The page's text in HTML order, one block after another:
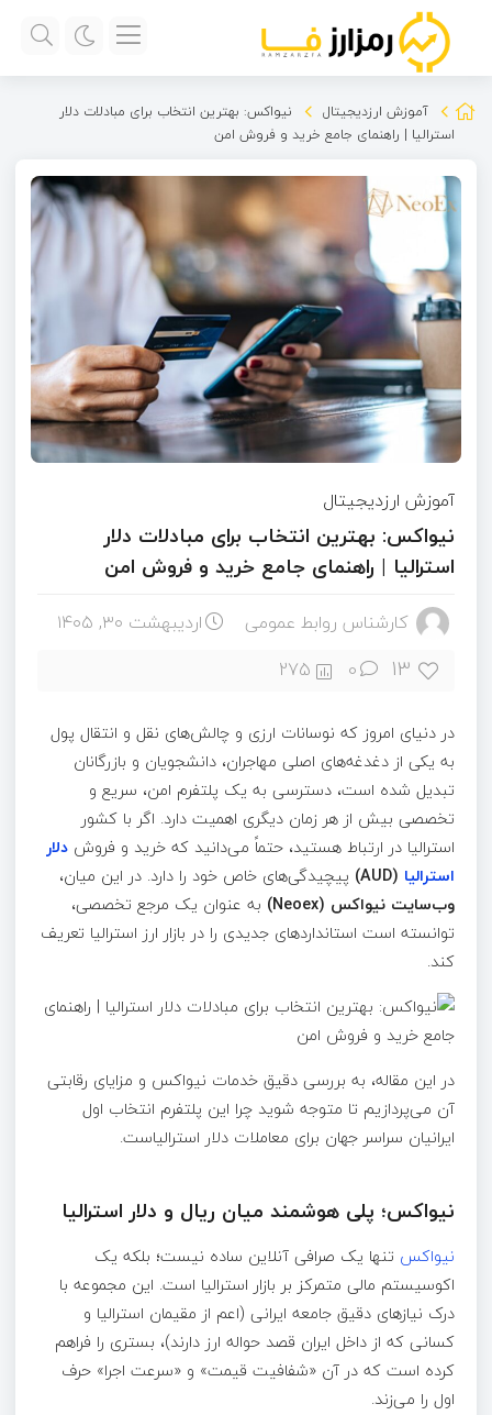
آموزش ارزدیجیتال
نیواکس: بهترین انتخاب برای مبادلات دلار
استرالیا | راهنمای جامع خرید و فروش امن
آموزش ارزدیجیتال
نیواکس: بهترین انتخاب برای مبادلات دلار
استرالیا | راهنمای جامع خرید و فروش امن
کارشناس روابط عمومی اردیبهشت ۳۰, ۱۴۰۵
13
0
275
در دنیای امروز که نوسانات ارزی و چالش‌های نقل و انتقال پول
به یکی از دغدغه‌های اصلی مهاجران، دانشجویان و بازرگانان
تبدیل شده است، دسترسی به یک پلتفرم امن، سریع و
تخصصی بیش از هر زمان دیگری اهمیت دارد. اگر با کشور
استرالیا در ارتباط هستید، حتماً می‌دانید که خرید و فروش دلار
استرالیا (AUD)
پیچیدگی‌های خاص خود را دارد. در این میان،
وب‌سایت نیواکس (Neoex)
به عنوان یک مرجع تخصصی،
توانسته است استانداردهای جدیدی را در بازار ارز استرالیا تعریف
کند.
در این مقاله، به بررسی دقیق خدمات نیواکس و مزایای رقابتی
آن می‌پردازیم تا متوجه شوید چرا این پلتفرم انتخاب اول
ایرانیان سراسر جهان برای معاملات دلار استرالیاست.
نیواکس؛ پلی هوشمند میان ریال و دلار استرالیا
نیواکس تنها یک صرافی آنلاین ساده نیست؛ بلکه یک
اکوسیستم مالی متمرکز بر بازار استرالیا است. این مجموعه با
درک نیازهای دقیق جامعه ایرانی (اعم از مقیمان استرالیا و
کسانی که از داخل ایران قصد حواله ارز دارند)، بستری را فراهم
کرده است که در آن «شفافیت قیمت» و «سرعت اجرا» حرف
اول را می‌زند.